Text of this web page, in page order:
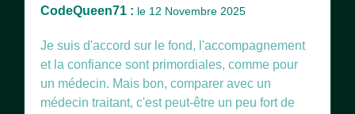
CodeQueen71 : le 12 Novembre 2025
Je suis d'accord sur le fond, l'accompagnement
et la confiance sont primordiales, comme pour
un médecin. Mais bon, comparer avec un
médecin traitant, c'est peut-être un peu fort de